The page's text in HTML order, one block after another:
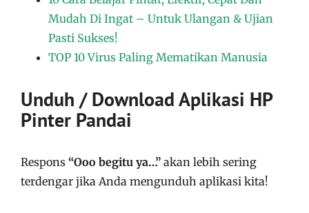
Mudah Di Ingat – Untuk Ulangan & Ujian
Pasti Sukses!
TOP 10 Virus Paling Mematikan Manusia
Unduh / Download Aplikasi HP
Pinter Pandai
Respons “Ooo begitu ya…” akan lebih sering
terdengar jika Anda mengunduh aplikasi kita!